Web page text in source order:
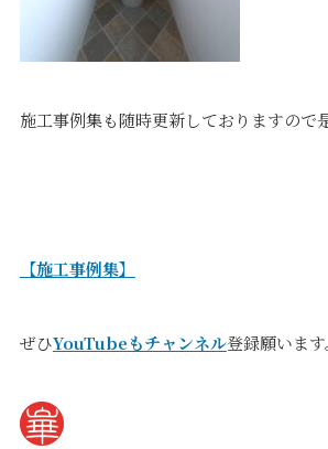
施工事例集も随時更新しておりますので
【施工事例集】
ぜひYouTubeもチャンネル登録願います